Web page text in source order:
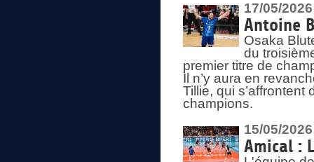
17/05/2026
Antoine
Osaka
du
premier titre de
Il n’y aura en
Tillie, qui
champions.
15/05/2026
Amical :